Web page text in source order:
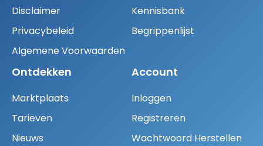
Disclaimer
Privacybeleid
Algemene Voorwaarden
Kennisbank
Begrippenlijst
Ontdekken
Marktplaats
Tarieven
Nieuws
Account
Inloggen
Registreren
Wachtwoord Herstellen